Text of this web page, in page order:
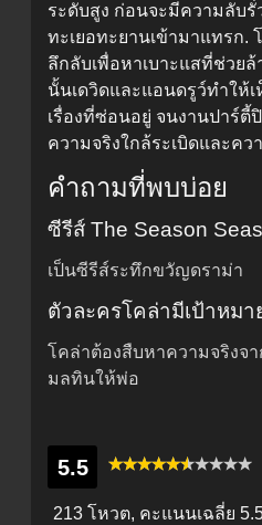
ระดับสูง ก่อนจะมีความลับรั่
ทะเยอทะยานเข้ามาแทรก.
ลึกลับเพื่อหาเบาะแสที่ช่วย
นั้นเดวิดและแอนดรูว์ทำให้
เรื่องที่ซ่อนอยู่ จนงานปาร์ตี้
ความจริงใกล้ระเบิดและคว
คำถามที่พบบ่อย
ซีรีส์ The Season
เป็นซีรีส์ระทึกขวัญดราม่า
ตัวละครโคล่ามีเป้าหมา
โคล่าต้องสืบหาความจริงจ
มลทินให้พ่อ
5.5
213 โหวต, คะแนนเฉลี่ย